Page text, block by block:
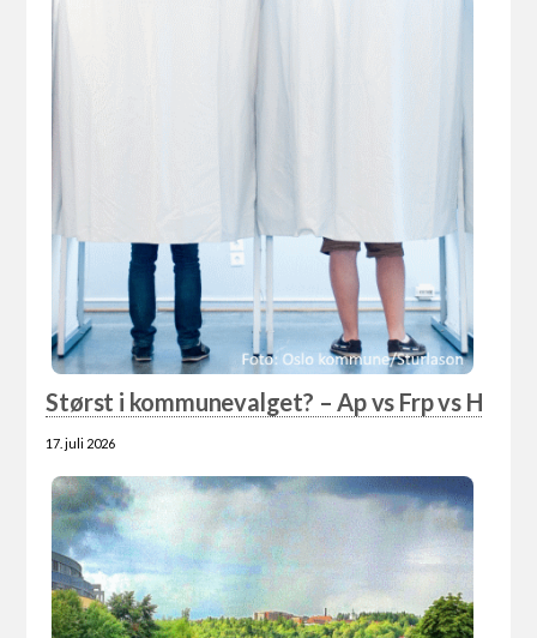
Størst i kommunevalget? – Ap vs Frp vs H
17. juli 2026